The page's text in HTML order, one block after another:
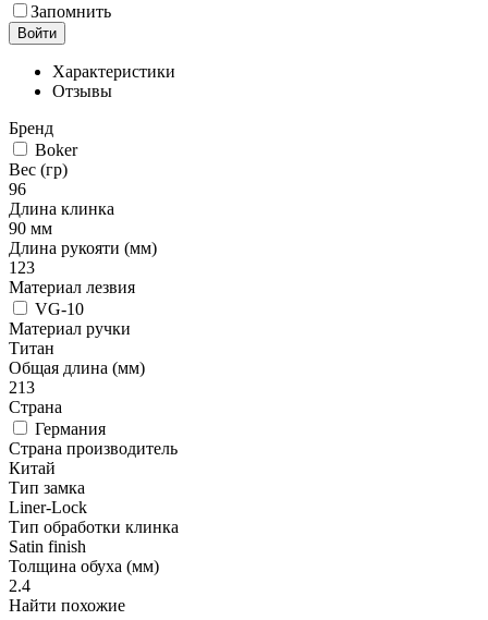
Запомнить
Войти
Характеристики
Отзывы
Бренд
Boker
Вес (гр)
96
Длина клинка
90 мм
Длина рукояти (мм)
123
Материал лезвия
VG-10
Материал ручки
Титан
Общая длина (мм)
213
Страна
Германия
Страна производитель
Китай
Тип замка
Liner-Lock
Тип обработки клинка
Satin finish
Толщина обуха (мм)
2.4
Найти похожие